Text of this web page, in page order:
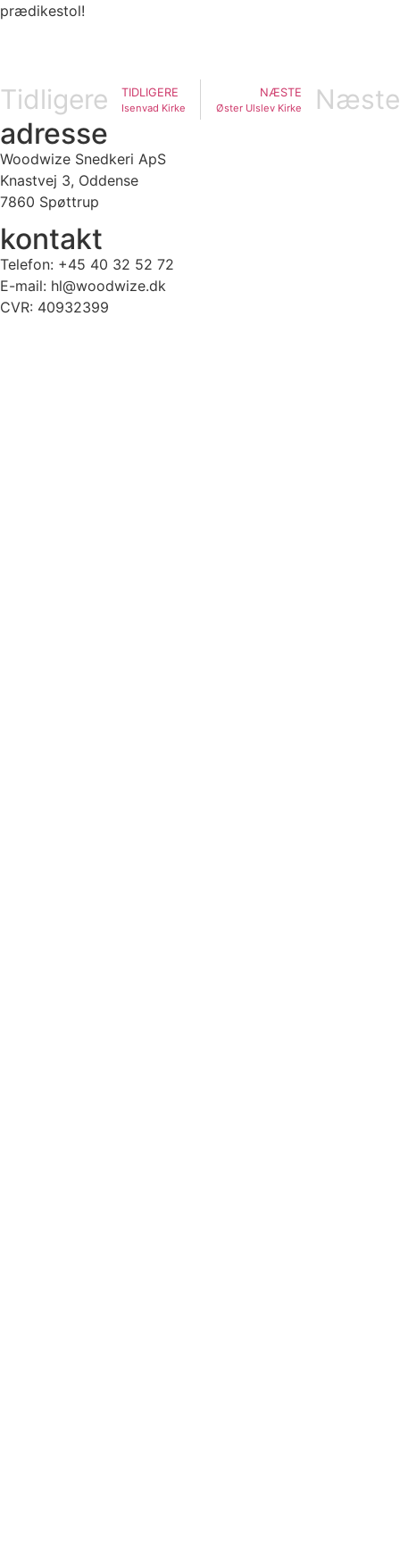
prædikestol!
Tidligere TIDLIGERE
Isenvad Kirke
NÆSTE
Øster Ulslev Kirke Næste
adresse
Woodwize Snedkeri ApS
Knastvej 3, Oddense
7860 Spøttrup
kontakt
Telefon: +45 40 32 52 72
E-mail: hl@woodwize.dk
CVR: 40932399